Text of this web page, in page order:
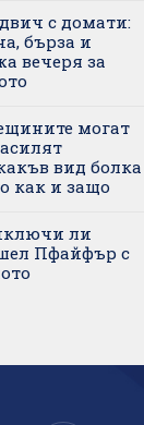
с домати:
бърза и
вечеря за
могат
вид болка
как и защо
ли
Пфайфър с